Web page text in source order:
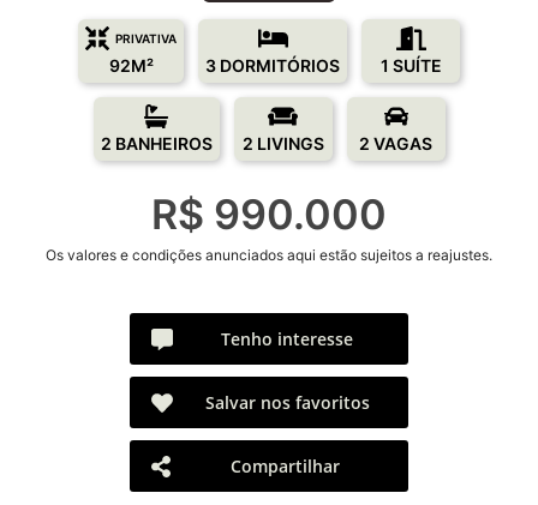
PRIVATIVA
92M² 3 DORMITÓRIOS 1 SUÍTE
2 BANHEIROS 2 LIVINGS 2 VAGAS
R$ 990.000
Os valores e condições anunciados aqui estão sujeitos a reajustes.
Tenho interesse
Salvar nos favoritos
Compartilhar